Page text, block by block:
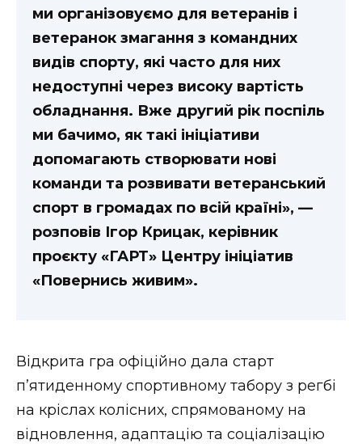
ми організовуємо для ветеранів і
ветеранок змагання з командних
видів спорту, які часто для них
недоступні через високу вартість
обладнання. Вже другий рік поспіль
ми бачимо, як такі ініціативи
допомагають створювати нові
команди та розвивати ветеранський
спорт в громадах по всій країні», —
розповів Ігор Крицак, керівник
проєкту «ГАРТ» Центру ініціатив
«Повернись живим».
Відкрита гра офіційно дала старт
п’ятиденному спортивному табору з регбі
на кріслах колісних, спрямованому на
відновлення, адаптацію та соціалізацію